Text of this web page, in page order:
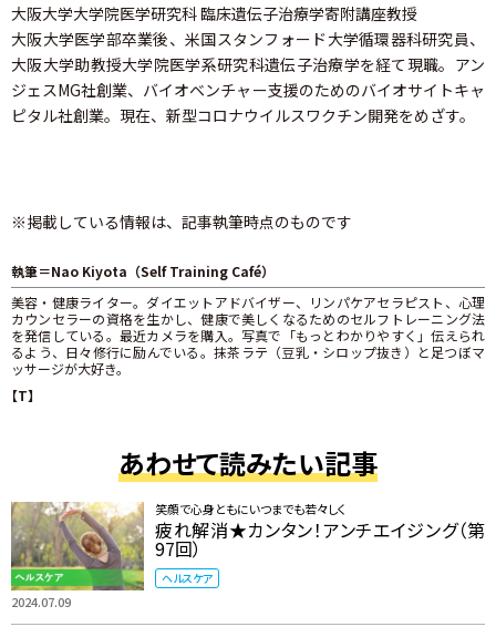
大阪大学大学院医学研究科 臨床遺伝子治療学寄附講座教授
大阪大学医学部卒業後、米国スタンフォード大学循環器科研究員、
大阪大学助教授大学院医学系研究科遺伝子治療学を経て現職。アン
ジェスMG社創業、バイオベンチャー支援のためのバイオサイトキャ
ピタル社創業。現在、新型コロナウイルスワクチン開発をめざす。
※掲載している情報は、記事執筆時点のものです
執筆＝Nao Kiyota（Self Training Café）
美容・健康ライター。ダイエットアドバイザー、リンパケアセラピスト、心理
カウンセラーの資格を生かし、健康で美しくなるためのセルフトレーニング法
を発信している。最近カメラを購入。写真で「もっとわかりやすく」伝えられ
るよう、日々修行に励んでいる。抹茶ラテ（豆乳・シロップ抜き）と足つぼマ
ッサージが大好き。
【T】
あわせて読みたい記事
2024.07.09
笑顔で心身ともにいつまでも若々しく
疲れ解消★カンタン！アンチエイジング（第
97回）
ヘルスケア